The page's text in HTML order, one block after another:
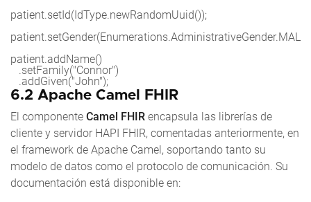
patient.setId(IdType.newRandomUuid());
patient.addName()
   .setFamily("Connor")
   .addGiven("John");
6.2 Apache Camel FHIR
El componente Camel FHIR encapsula las librerías de
cliente y servidor HAPI FHIR, comentadas anteriormente, en
el framework de Apache Camel, soportando tanto su
modelo de datos como el protocolo de comunicación. Su
documentación está disponible en: